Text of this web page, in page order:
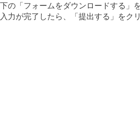
下の「フォームをダウンロードする」
入力が完了したら、「提出する」をク